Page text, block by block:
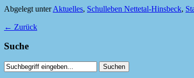
Abgelegt unterAktuelles, Schulleben Nettetal-Hinsbeck,
← Zurück
Suche